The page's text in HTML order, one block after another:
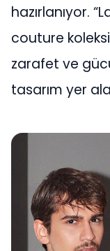
hazırlanıyor.
couture
zarafet ve
tasarım yer